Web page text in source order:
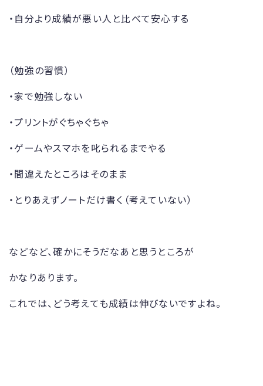
・自分より成績が悪い人と比べて安心する
（勉強の習慣）
・家で勉強しない
・プリントがぐちゃぐちゃ
・ゲームやスマホを叱られるまでやる
・間違えたところはそのまま
・とりあえずノートだけ書く（考えていない）
などなど、確かにそうだなあと思うところが
かなりあります。
これでは、どう考えても成績は伸びないですよね。